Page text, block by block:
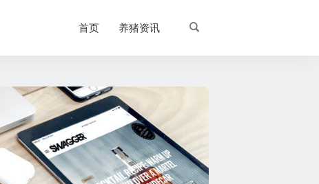
首页 养猪资讯